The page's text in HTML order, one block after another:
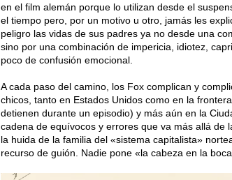
en el film alemán porque lo utilizan desde el
el tiempo pero, por un motivo u otro, jamás les
peligro las vidas de sus padres ya no desde una
sino por una combinación de impericia, idiotez,
poco de confusión emocional.
A cada paso del camino, los Fox complican y
chicos, tanto en Estados Unidos como en la
detienen durante un episodio) y más aún en la
cadena de equívocos y errores que va más allá de
la huida de la familia del «sistema capitalista»
recurso de guión. Nadie pone «la cabeza en la